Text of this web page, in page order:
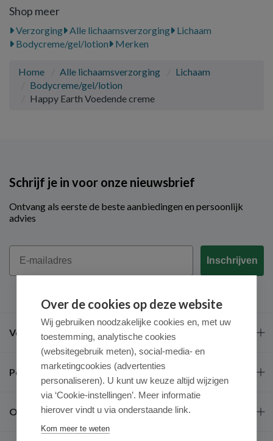
Shop meer
Verzorging Alle lichaamsverzorging
Lichaam
Bodycreme/gel/lotion
Merken
Home Alle lichaamsverzorging
Lichaam
Bodycreme/gel/lotion
Happy Earth Voedende creme
Schrijf je in voor onze nieuwsbrief
Ontvang als eerste de beste aanbiedingen en persoonlijk
advies
Email
Inschrijven
Veel gestelde vragen
Populaire merken
Over ons
Over de cookies op deze website
Wij gebruiken noodzakelijke cookies en, met uw
toestemming, analytische cookies
(websitegebruik meten), social-media- en
marketingcookies (advertenties
personaliseren). U kunt uw keuze altijd wijzigen
via ‘Cookie-instellingen’. Meer informatie
hierover vindt u via onderstaande link.
Kom meer te weten